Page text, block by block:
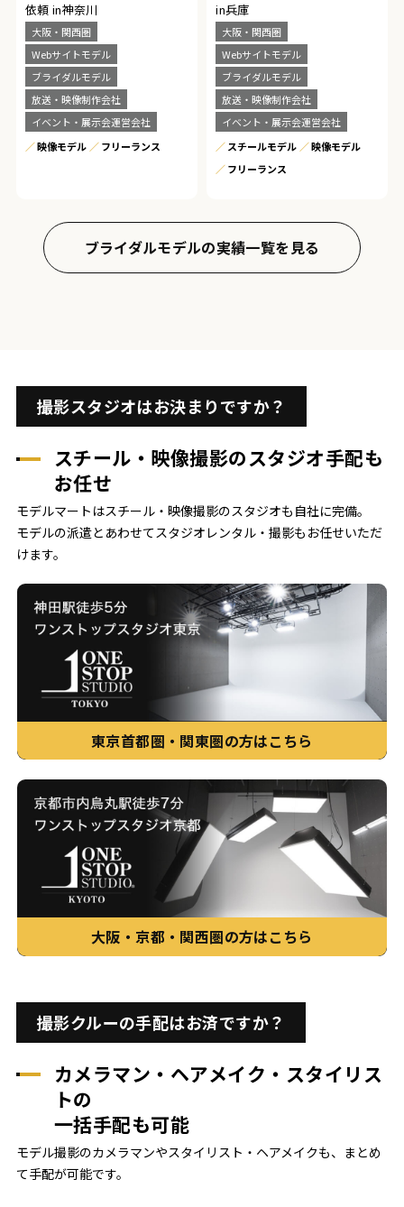
依頼 in神奈川
大阪・関西圏
Webサイトモデル
ブライダルモデル
放送・映像制作会社
イベント・展示会運営会社
映像モデル
フリーランス
in兵庫
大阪・関西圏
Webサイトモデル
ブライダルモデル
放送・映像制作会社
イベント・展示会運営会社
スチールモデル
映像モデル
フリーランス
ブライダルモデルの実績一覧を見る
撮影スタジオはお決まりですか？
スチール・映像撮影のスタジオ手配も
お任せ
モデルマートはスチール・映像撮影のスタジオも自社に完備。
モデルの派遣とあわせてスタジオレンタル・撮影もお任せいただ
けます。
東京首都圏・関東圏の方はこちら
大阪・京都・関西圏の方はこちら
撮影クルーの手配はお済ですか？
カメラマン・ヘアメイク・スタイリス
トの
一括手配も可能
モデル撮影のカメラマンやスタイリスト・ヘアメイクも、まとめ
て手配が可能です。